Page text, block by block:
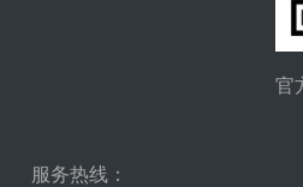
官
服务热线：